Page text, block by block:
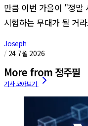
만큼 이번 가을이 "정말
시험하는 무대가 될 거
Joseph
/ 24 7월 2026
More from 정주필